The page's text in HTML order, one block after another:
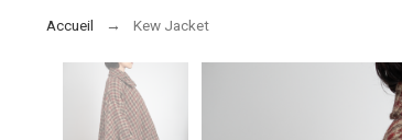
Accueil Kew Jacket